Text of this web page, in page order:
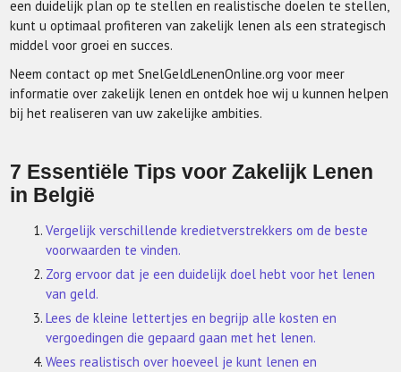
een duidelijk plan op te stellen en realistische doelen te stellen,
kunt u optimaal profiteren van zakelijk lenen als een strategisch
middel voor groei en succes.
Neem contact op met SnelGeldLenenOnline.org voor meer
informatie over zakelijk lenen en ontdek hoe wij u kunnen helpen
bij het realiseren van uw zakelijke ambities.
7 Essentiële Tips voor Zakelijk Lenen
in België
Vergelijk verschillende kredietverstrekkers om de beste
voorwaarden te vinden.
Zorg ervoor dat je een duidelijk doel hebt voor het lenen
van geld.
Lees de kleine lettertjes en begrijp alle kosten en
vergoedingen die gepaard gaan met het lenen.
Wees realistisch over hoeveel je kunt lenen en